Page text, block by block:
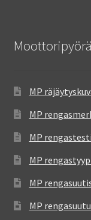
MP
MP
MP
MP
MP
MP